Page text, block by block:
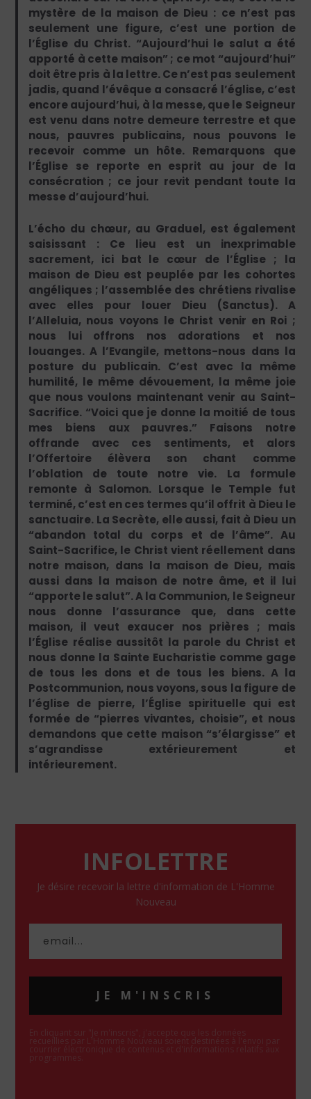
mystère de la maison de Dieu : ce n’est pas
seulement une figure, c’est une portion de
l’Église du Christ. “Aujourd’hui le salut a été
apporté à cette maison” ; ce mot “aujourd’hui”
doit être pris à la lettre. Ce n’est pas seulement
jadis, quand l’évêque a consacré l’église, c’est
encore aujourd’hui, à la messe, que le Seigneur
est venu dans notre demeure terrestre et que
nous, pauvres publicains, nous pouvons le
recevoir comme un hôte. Remarquons que
l’Église se reporte en esprit au jour de la
consécration ; ce jour revit pendant toute la
messe d’aujourd’hui.
L’écho du chœur, au Graduel, est également
saisissant : Ce lieu est un inexprimable
sacrement, ici bat le cœur de l’Église ; la
maison de Dieu est peuplée par les cohortes
angéliques ; l’assemblée des chrétiens rivalise
avec elles pour louer Dieu (Sanctus). A
l’Alleluia, nous voyons le Christ venir en Roi ;
nous lui offrons nos adorations et nos
louanges. A l’Evangile, mettons-nous dans la
posture du publicain. C’est avec la même
humilité, le même dévouement, la même joie
que nous voulons maintenant venir au Saint-
Sacrifice. “Voici que je donne la moitié de tous
mes biens aux pauvres.” Faisons notre
offrande avec ces sentiments, et alors
l’Offertoire élèvera son chant comme
l’oblation de toute notre vie. La formule
remonte à Salomon. Lorsque le Temple fut
terminé, c’est en ces termes qu’il offrit à Dieu le
sanctuaire. La Secrète, elle aussi, fait à Dieu un
“abandon total du corps et de l’âme”. Au
Saint-Sacrifice, le Christ vient réellement dans
notre maison, dans la maison de Dieu, mais
aussi dans la maison de notre âme, et il lui
“apporte le salut”. A la Communion, le Seigneur
nous donne l’assurance que, dans cette
maison, il veut exaucer nos prières ; mais
l’Église réalise aussitôt la parole du Christ et
nous donne la Sainte Eucharistie comme gage
de tous les dons et de tous les biens. A la
Postcommunion, nous voyons, sous la figure de
l’église de pierre, l’Église spirituelle qui est
formée de “pierres vivantes, choisie”, et nous
demandons que cette maison “s’élargisse” et
s’agrandisse extérieurement et
intérieurement.
INFOLETTRE
Je désire recevoir la lettre d'information de L'Homme
Nouveau
JE M'INSCRIS
En cliquant sur "Je m'inscris", j'accepte que les données
recueillies par L'Homme Nouveau soient destinées à l'envoi par
courrier électronique de contenus et d'informations relatifs aux
programmes.